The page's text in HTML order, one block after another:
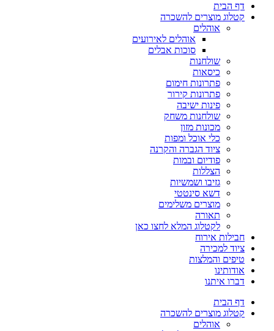
דף הבית
קטלוג מוצרים להשכרה
אוהלים
אוהלים לאירועים
סוכות אבלים
שולחנות
כיסאות
פתרונות חימום
פתרונות קירור
פינות ישיבה
שולחנות משחק
מכונות מזון
כלי אוכל ומפות
ציוד הגברה והקרנה
פודיום ובמות
הצללות
גזיבו ושמשיות
דשא סינטטי
מוצרים משלימים
תאורה
לקטלוג המלא לחצו כאן
חבילות אירוח
ציוד למכירה
טיפים והמלצות
אודותינו
דברו איתנו
דף הבית
קטלוג מוצרים להשכרה
אוהלים